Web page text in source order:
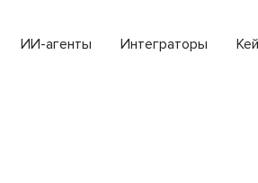
ИИ-агенты Интеграторы